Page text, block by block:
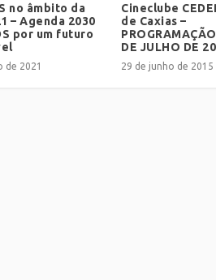
no âmbito da
– Agenda 2030
por um futuro
de 2021
Cineclube
de Caxias –
DE JULHO DE
29 de junho de 2015